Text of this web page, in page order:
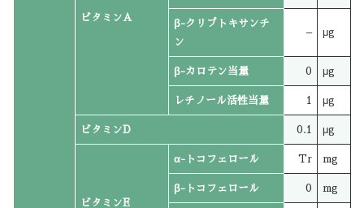
ビタミンA
β-クリプトキサンチ
ン
– μg
β-カロテン当量 0 μg
レチノール活性当量 1 μg
ビタミンD 0.1 μg
ビタミンE
α-トコフェロール Tr mg
β-トコフェロール 0 mg